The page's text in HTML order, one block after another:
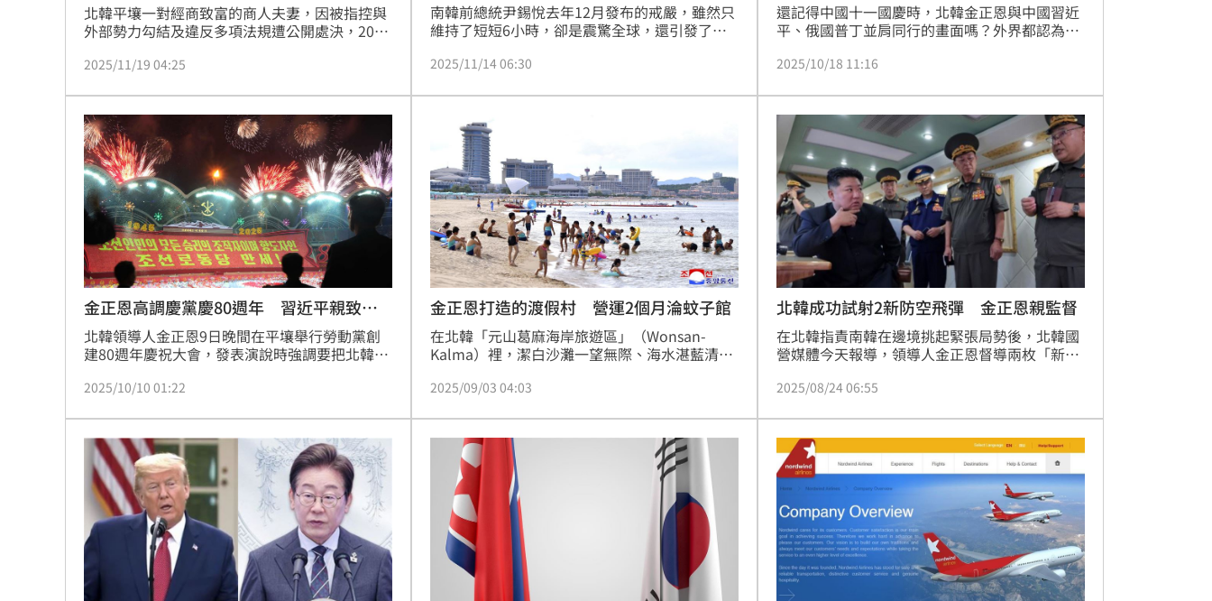
北韓平壤一對經商致富的商人夫妻，因被指控與
外部勢力勾結及違反多項法規遭公開處決，200
韓以恐懼強化對民間經濟的控制。
2025/11/19 04:25
南韓前總統尹錫悅去年12月發布的戒嚴，雖然只
維持了短短6小時，卻是震驚全球，還引發了政
14日報導，南韓檢方在官員的手機備忘錄中，發
韓首都平壤，散發反對金氏政權的傳單，意圖激
怒北韓領導人金正恩，以為正當化自己之後的戒
嚴令頒布。
2025/11/14 06:30
還記得中國十一國慶時，北韓金正恩與中國習近
平、俄國普丁並肩同行的畫面嗎？外界都認為，
外情報封鎖再升級！近期傳出平壤當局下令全面
的嚴厲措辭威脅邊境居民，引發民眾極度恐慌。
據朝鮮內部消息來源透露，國家保衛省在九月底
向各地保衛部發出指示，要求於第四季之前「查
辦所有仍在使用中國手機的人員」。
2025/10/18 11:16
金正恩高調慶黨慶80週年 習近平親致電
賀
北韓領導人金正恩9日晚間在平壤舉行勞動黨創
建80週年慶祝大會，發表演說時強調要把北韓建
高調宣示將以「強硬對策」對抗敵對勢力的政治
自致電金正恩祝賀，並表示中方願與北韓一起深
化務實合作，推動中朝關係不斷向前發展。
2025/10/10 01:22
金正恩打造的渡假村 營運2個月淪蚊子館
在北韓「元山葛麻海岸旅遊區」（Wonsan-
Kalma）裡，潔白沙灘一望無際、海水湛藍清
對這裡充滿期待，甚至親臨現場舉行盛大開幕。
2025/09/03 04:03
北韓成功試射2新防空飛彈 金正恩親監督
在北韓指責南韓在邊境挑起緊張局勢後，北韓國
營媒體今天報導，領導人金正恩督導兩枚「新
2025/08/24 06:55